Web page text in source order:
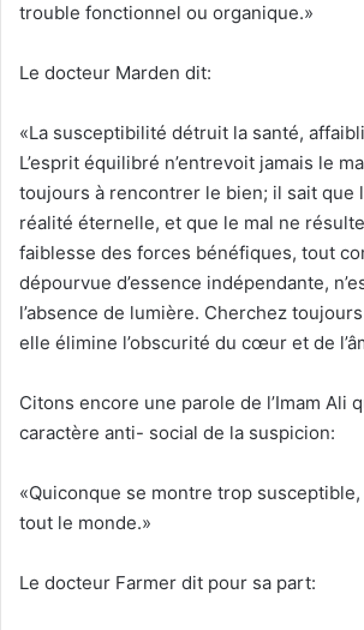
trouble fonctionnel ou organique.»
Le docteur Marden dit:
«La susceptibilité détruit la santé,
L’esprit équilibré n’entrevoit jamais le
toujours à rencontrer le bien; il sait que
réalité éternelle, et que le mal ne
faiblesse des forces bénéfiques, tout
dépourvue d’essence indépendante,
l’absence de lumière. Cherchez
elle élimine l’obscurité du cœur et de
Citons encore une parole de l’Imam Ali
caractère anti- social de la suspicion:
«Quiconque se montre trop
tout le monde.»
Le docteur Farmer dit pour sa part: